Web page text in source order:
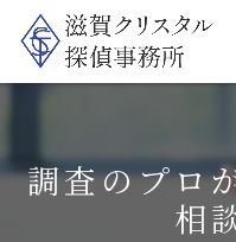
調査のプロ
相